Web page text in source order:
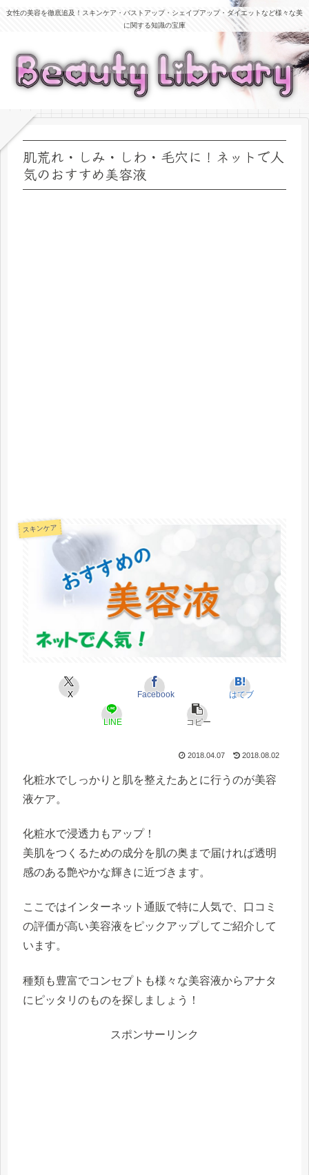
女性の美容を徹底追及！スキンケア・バストアップ・シェイプアップ・ダイエットなど様々な美
に関する知識の宝庫
肌荒れ・しみ・しわ・毛穴に！ネットで人
気のおすすめ美容液
スキンケア
X Facebook はてブ
LINE コピー
2018.04.07 2018.08.02
化粧水でしっかりと肌を整えたあとに行うのが美容
液ケア。
化粧水で浸透力もアップ！
美肌をつくるための成分を肌の奥まで届ければ透明
感のある艶やかな輝きに近づきます。
ここではインターネット通販で特に人気で、口コミ
の評価が高い美容液をピックアップしてご紹介して
います。
種類も豊富でコンセプトも様々な美容液からアナタ
にピッタリのものを探しましょう！
スポンサーリンク